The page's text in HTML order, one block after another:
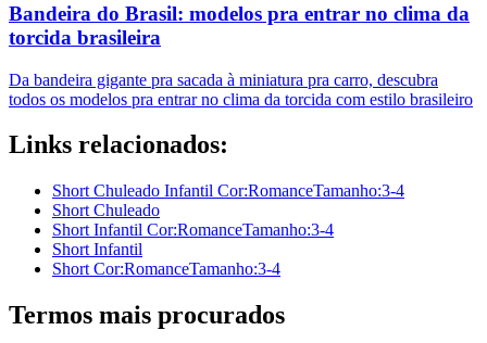
Bandeira do Brasil: modelos pra entrar no clima da
torcida brasileira
Da bandeira gigante pra sacada à miniatura pra carro, descubra
todos os modelos pra entrar no clima da torcida com estilo brasileiro
Links relacionados:
Short Chuleado Infantil Cor:RomanceTamanho:3-4
Short Chuleado
Short Infantil Cor:RomanceTamanho:3-4
Short Infantil
Short Cor:RomanceTamanho:3-4
Termos mais procurados